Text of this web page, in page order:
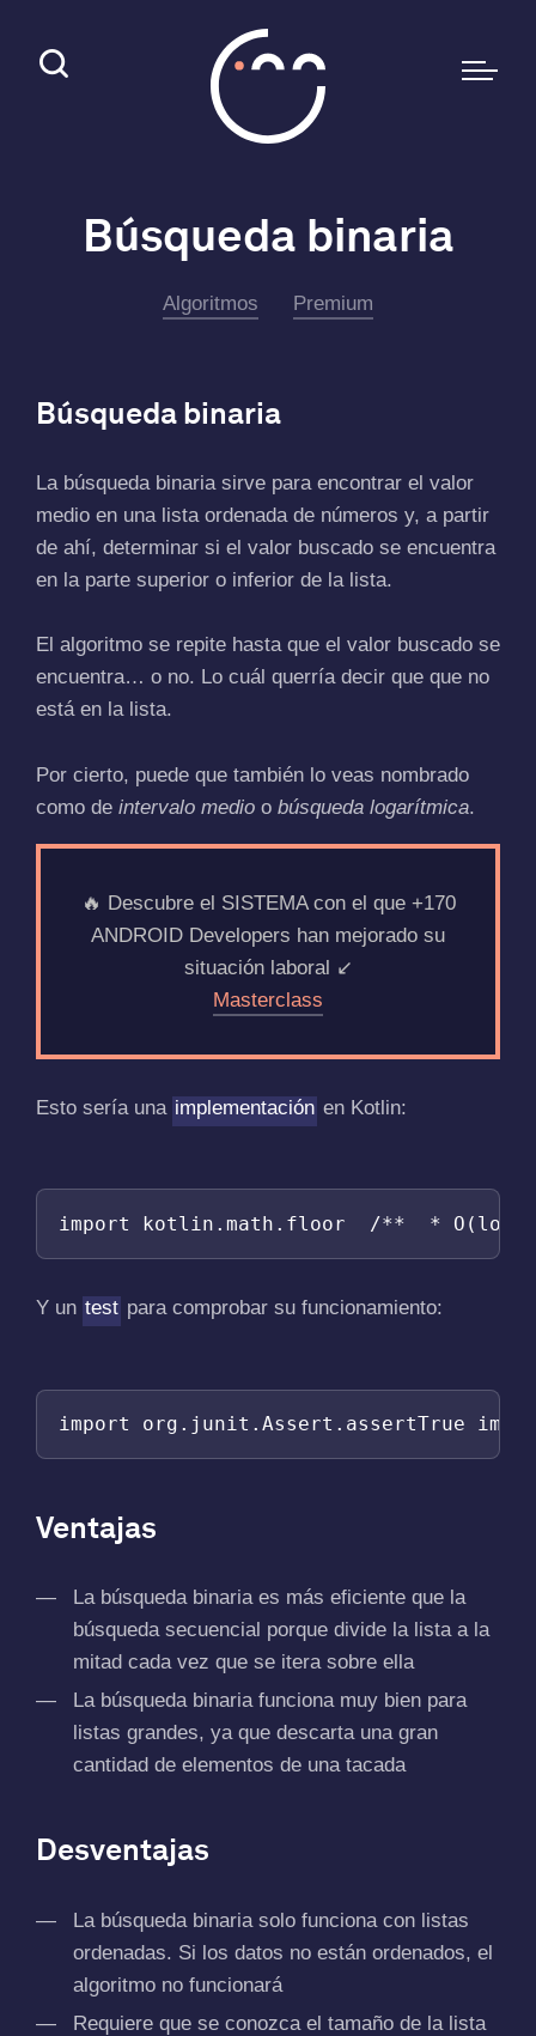
Búsqueda binaria
Algoritmos Premium
Búsqueda binaria
La búsqueda binaria sirve para encontrar el valor
medio en una lista ordenada de números y, a partir
de ahí, determinar si el valor buscado se encuentra
en la parte superior o inferior de la lista.
El algoritmo se repite hasta que el valor buscado se
encuentra… o no. Lo cuál querría decir que que no
está en la lista.
Por cierto, puede que también lo veas nombrado
como de intervalo medio ​ o búsqueda logarítmica.
🔥 Descubre el SISTEMA con el que +170
ANDROID Developers han mejorado su
situación laboral ↙️
Masterclass
Esto sería una implementación en Kotlin:
import kotlin.math.floor  /**  *
Y un test para comprobar su funcionamiento:
import
Ventajas
La búsqueda binaria es más eficiente que la
búsqueda secuencial porque divide la lista a la
mitad cada vez que se itera sobre ella
La búsqueda binaria funciona muy bien para
listas grandes, ya que descarta una gran
cantidad de elementos de una tacada
Desventajas
La búsqueda binaria solo funciona con listas
ordenadas. Si los datos no están ordenados, el
algoritmo no funcionará
Requiere que se conozca el tamaño de la lista